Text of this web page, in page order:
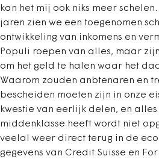
kan het mij ook niks meer
jaren zien we een toegenomen
ontwikkeling van inkomens en
Populi roepen van alles, maar
om het geld te halen waar het
Waarom zouden anbtenaren en
bescheiden moeten zijn in onze
kwestie van eerlijk delen, en
middenklasse heeft wordt niet
veelal weer direct terug in de
gegevens van Credit Suisse en